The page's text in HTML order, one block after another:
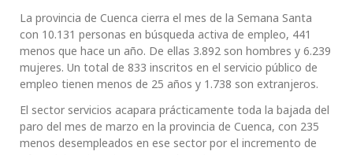
La provincia de Cuenca cierra el mes de la Semana Santa
con 10.131 personas en búsqueda activa de empleo, 441
menos que hace un año. De ellas 3.892 son hombres y 6.239
mujeres. Un total de 833 inscritos en el servicio público de
empleo tienen menos de 25 años y 1.738 son extranjeros.
El sector servicios acapara prácticamente toda la bajada del
paro del mes de marzo en la provincia de Cuenca, con 235
menos desempleados en ese sector por el incremento de